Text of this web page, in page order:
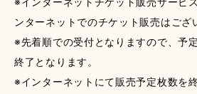
ンターネットでのチケット販売はござ
※先着順での受付となりますので、予
終了となります。
※インターネットにて販売予定枚数を